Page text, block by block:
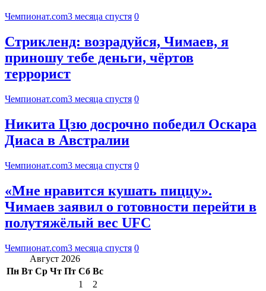
Чемпионат.com3 месяца спустя 0
Стрикленд: возрадуйся, Чимаев, я
приношу тебе деньги, чёртов
террорист
Чемпионат.com3 месяца спустя 0
Никита Цзю досрочно победил Оскара
Диаса в Австралии
Чемпионат.com3 месяца спустя 0
«Мне нравится кушать пиццу».
Чимаев заявил о готовности перейти в
полутяжёлый вес UFC
Чемпионат.com3 месяца спустя 0
Август 2026
Пн Вт Ср Чт Пт Сб Вс
1
2